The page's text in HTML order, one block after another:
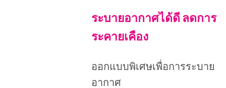
ระบายอากาศได้ดี ลดการ
ระคายเคือง
ออกแบบพิเศษเพื่อการระบาย
อากาศ